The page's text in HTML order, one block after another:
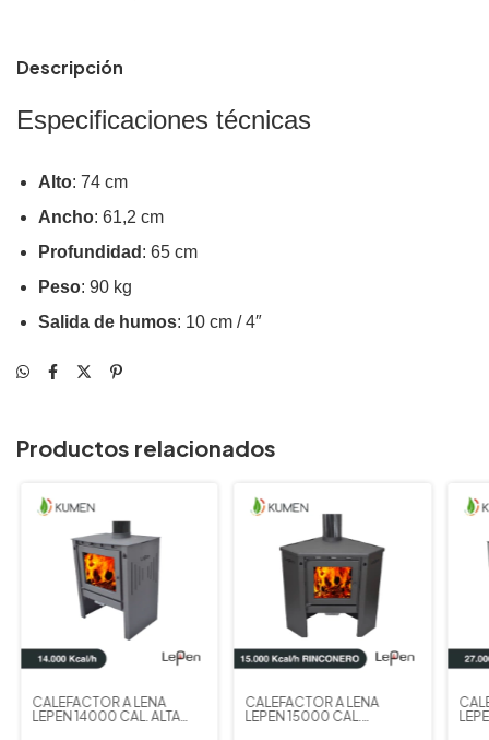
Descripción
Especificaciones técnicas
Alto: 74 cm
Ancho: 61,2 cm
Profundidad : 65 cm
Peso: 90 kg
Salida de humos: 10 cm / 4″
Productos relacionados
CALEFACTOR A LEÑA
LEPEN 14000 CAL. ALTA
CALEFACTOR A LEÑA
LEPEN 15000 CAL.